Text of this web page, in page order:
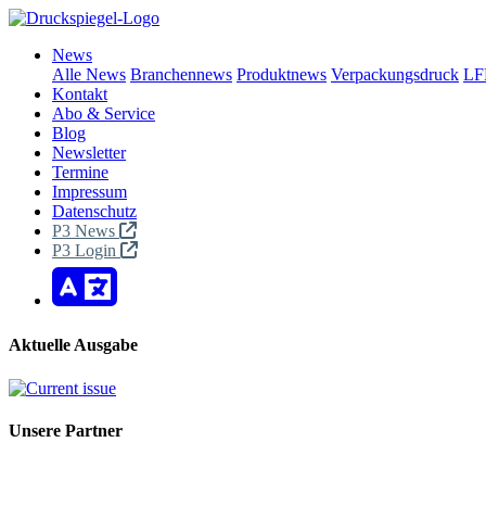
News
Alle News Branchennews Produktnews Verpackungsdruck
Kontakt
Abo & Service
Blog
Newsletter
Termine
Impressum
Datenschutz
P3 News
P3 Login
Aktuelle Ausgabe
Unsere Partner